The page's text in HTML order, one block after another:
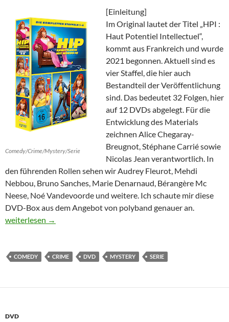
Comedy/Crime/Mystery/Serie
[Einleitung]
Im Original lautet der Titel „HPI :
Haut Potentiel Intellectuel“,
kommt aus Frankreich und wurde
2021 begonnen. Aktuell sind es
vier Staffel, die hier auch
Bestandteil der Veröffentlichung
sind. Das bedeutet 32 Folgen, hier
auf 12 DVDs abgelegt. Für die
Entwicklung des Materials
zeichnen Alice Chegaray-
Breugnot, Stéphane Carrié sowie
Nicolas Jean verantwortlich. In
den führenden Rollen sehen wir Audrey Fleurot, Mehdi
Nebbou, Bruno Sanches, Marie Denarnaud, Bérangère Mc
Neese, Noé Vandevoorde und weitere. Ich schaute mir diese
DVD-Box aus dem Angebot von polyband genauer an.
HIP – Ermittlerin mit Mords-IQ (Staffel 1-4)
weiterlesen →
COMEDY CRIME DVD MYSTERY SERIE
DVD